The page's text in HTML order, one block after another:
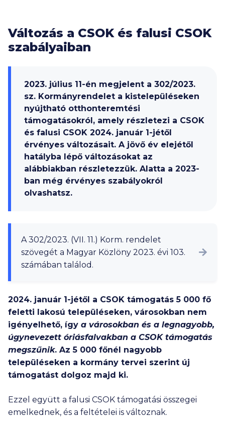
Változás a CSOK és falusi CSOK
szabályaiban
2023. július 11-én megjelent a 302/2023.
sz. Kormányrendelet a kistelepüléseken
nyújtható otthonteremtési
támogatásokról, amely részletezi a CSOK
és falusi CSOK 2024. január 1-jétől
érvényes változásait. A jövő év elejétől
hatályba lépő változásokat az
alábbiakban részletezzük. Alatta a 2023-
ban még érvényes szabályokról
olvashatsz.
A 302/2023. (VII. 11.) Korm. rendelet
szövegét a Magyar Közlöny 2023. évi 103.
számában találod.
2024. január 1-jétől a CSOK támogatás5 000 fő
feletti lakosú településeken, városokban nem
igényelhető, így a városokban és a legnagyobb,
úgynevezett óriásfalvakban a CSOK támogatás
megszűnik. Az5 000 főnél nagyobb
településeken a kormány tervei szerint új
támogatást dolgoz majd ki.
Ezzel együtt a falusi CSOK támogatási összegei
emelkednek, és a feltételei is változnak.